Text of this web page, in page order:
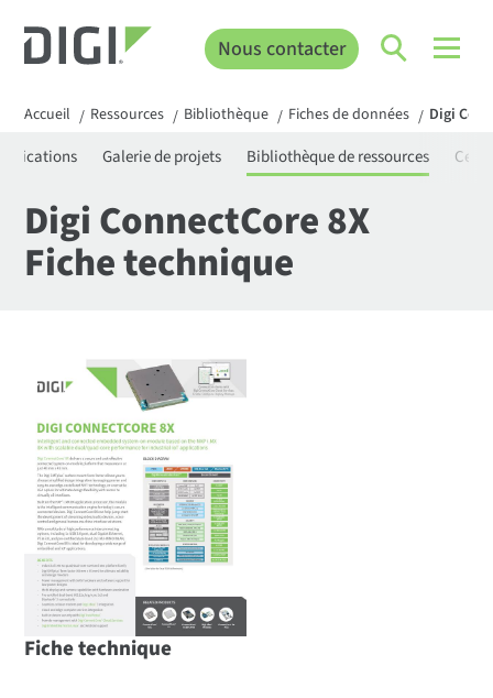
Nous contacter
Accueil / Ressources / Bibliothèque / Fiches de données / Digi
Galerie de projets Bibliothèque de ressources
Digi ConnectCore 8X
Fiche technique
Fiche technique